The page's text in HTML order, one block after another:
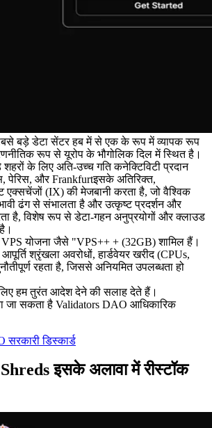
बड़े डेटा सेंटर हब में से एक के रूप में व्यापक रूप
रूप से यूरोप के भौगोलिक दिल में स्थित है।
के लिए अति-उच्च गति कनेक्टिविटी प्रदान
पेरिस, और Frankfurtइसके अतिरिक्त,
एक्सचेंजों (IX) की मेजबानी करता है, जो वैश्विक
ढंग से संभालता है और उत्कृष्ट प्रदर्शन और
है, विशेष रूप से डेटा-गहन अनुप्रयोगों और क्लाउड
योजना जैसे "VPS++ + (32GB) शामिल हैं।
श्रृंखला अवरोधों, हार्डवेयर खरीद (CPUs,
रहता है, जिससे अनियमित उपलब्धता हो
हम तुरंत आदेश देने की सलाह देते हैं।
जा सकता है Validators DAO आधिकारिक
डिस्कार्ड
इसके अलावा में रीस्टॉक